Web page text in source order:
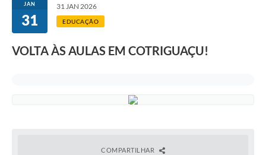
Notícias
JAN
31
31 JAN 2026
EDUCAÇÃO
VOLTA ÀS AULAS EM COTRIGUAÇU!
COMPARTILHAR